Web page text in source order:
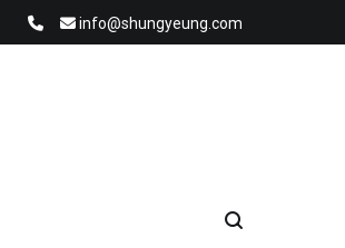
info@shungyeung.com